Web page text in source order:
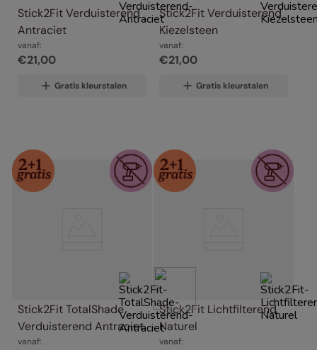
Stick2Fit Verduisterend
Antraciet
vanaf:
€21,00
Gratis kleurstalen
Stick2Fit Verduisterend
Kiezelsteen
vanaf:
€21,00
Gratis kleurstalen
Stick2Fit TotalShade
Verduisterend Antraciet
vanaf:
Stick2Fit Lichtfilterend
Naturel
vanaf: